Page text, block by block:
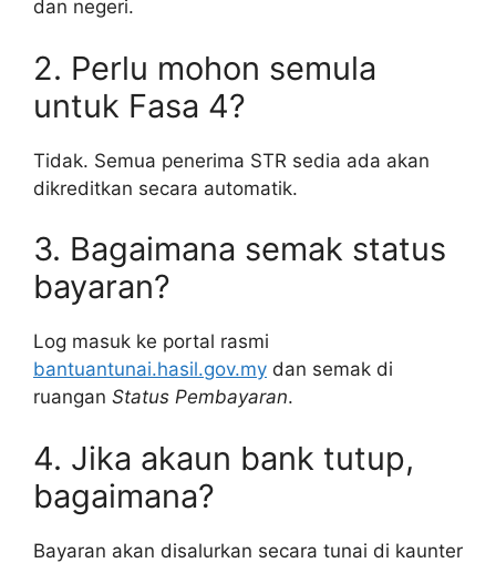
dan negeri.
2. Perlu mohon semula
untuk Fasa 4?
Tidak. Semua penerima STR sedia ada akan
dikreditkan secara automatik.
3. Bagaimana semak status
bayaran?
Log masuk ke portal rasmi
bantuantunai.hasil.gov.my dan semak di
ruangan Status Pembayaran.
4. Jika akaun bank tutup,
bagaimana?
Bayaran akan disalurkan secara tunai di kaunter